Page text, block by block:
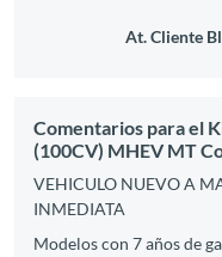
At. Cliente
Comentarios para el
(100CV) MHEV MT
VEHICULO NUEVO A
INMEDIATA
Modelos con 7 años de